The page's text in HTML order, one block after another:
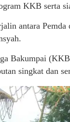
KKB serta
antara
Bakumpai
singkat dan